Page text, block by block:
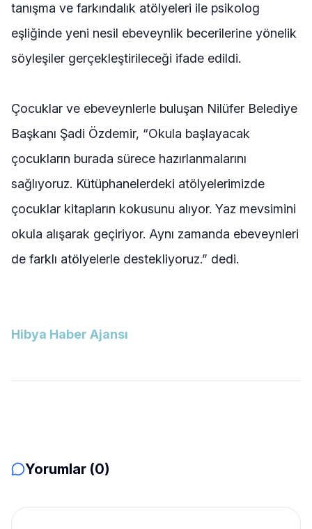
tanışma ve farkındalık atölyeleri ile psikolog
eşliğinde yeni nesil ebeveynlik becerilerine yönelik
söyleşiler gerçekleştirileceği ifade edildi.
Çocuklar ve ebeveynlerle buluşan Nilüfer Belediye
Başkanı Şadi Özdemir, “Okula başlayacak
çocukların burada sürece hazırlanmalarını
sağlıyoruz. Kütüphanelerdeki atölyelerimizde
çocuklar kitapların kokusunu alıyor. Yaz mevsimini
okula alışarak geçiriyor. Aynı zamanda ebeveynleri
de farklı atölyelerle destekliyoruz.” dedi.
Hibya Haber Ajansı
Yorumlar (0)